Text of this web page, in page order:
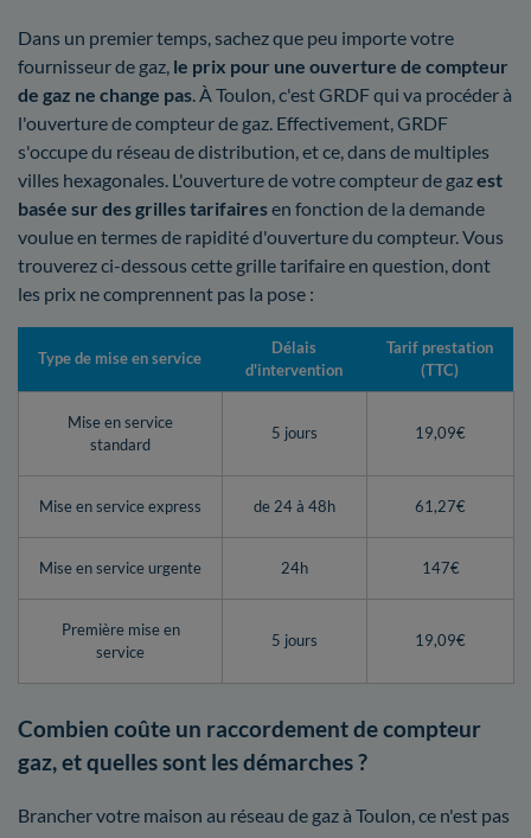
Dans un premier temps, sachez que peu importe votre
fournisseur de gaz, le prix pour une ouverture de compteur
de gaz ne change pas. À Toulon, c'est GRDF qui va procéder à
l'ouverture de compteur de gaz. Effectivement, GRDF
s'occupe du réseau de distribution, et ce, dans de multiples
villes hexagonales. L'ouverture de votre compteur de gazest
basée sur des grilles tarifairesen fonction de la demande
voulue en termes de rapidité d'ouverture du compteur. Vous
trouverez ci-dessous cette grille tarifaire en question, dont
les prix ne comprennent pas la pose :
Type de mise en service
Délais
d'intervention
Tarif prestation
(TTC)
Mise en service
standard
5 jours 19,09€
Mise en service express de 24 à 48h 61,27€
Mise en service urgente 24h 147€
Première mise en
service
5 jours 19,09€
Combien coûte un raccordement de compteur
gaz, et quelles sont les démarches ?
Brancher votre maison au réseau de gaz à Toulon, ce n'est pas